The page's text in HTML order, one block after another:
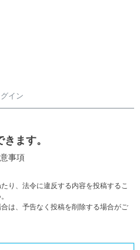
イン
ます。
事項
り、法令に違反する内容を投稿するこ
は、予告なく投稿を削除する場合がご